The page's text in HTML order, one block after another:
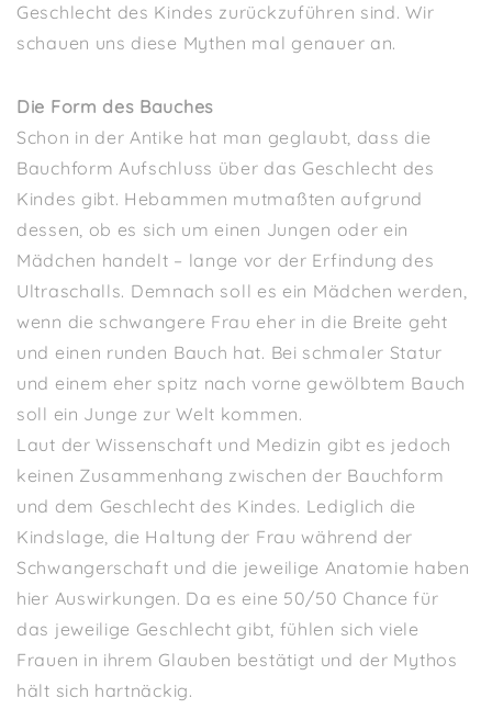
Geschlecht des Kindes zurückzuführen sind. Wir
schauen uns diese Mythen mal genauer an.
Die Form des Bauches
Schon in der Antike hat man geglaubt, dass die
Bauchform Aufschluss über das Geschlecht des
Kindes gibt. Hebammen mutmaßten aufgrund
dessen, ob es sich um einen Jungen oder ein
Mädchen handelt – lange vor der Erfindung des
Ultraschalls. Demnach soll es ein Mädchen werden,
wenn die schwangere Frau eher in die Breite geht
und einen runden Bauch hat. Bei schmaler Statur
und einem eher spitz nach vorne gewölbtem Bauch
soll ein Junge zur Welt kommen.
Laut der Wissenschaft und Medizin gibt es jedoch
keinen Zusammenhang zwischen der Bauchform
und dem Geschlecht des Kindes. Lediglich die
Kindslage, die Haltung der Frau während der
Schwangerschaft und die jeweilige Anatomie haben
hier Auswirkungen. Da es eine 50/50 Chance für
das jeweilige Geschlecht gibt, fühlen sich viele
Frauen in ihrem Glauben bestätigt und der Mythos
hält sich hartnäckig.